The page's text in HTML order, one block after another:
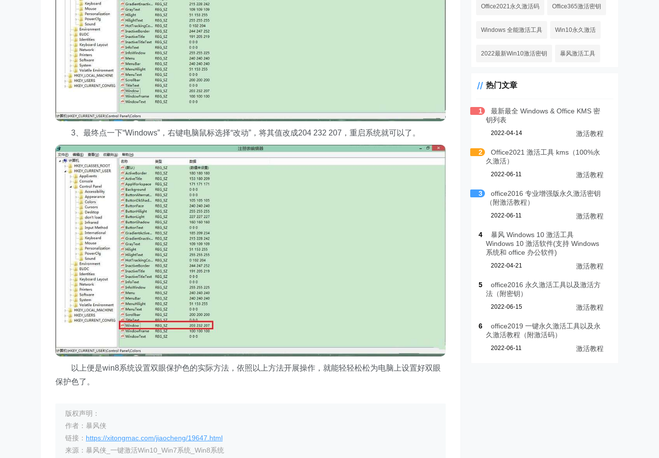
3、最终点一下“Windows”，右键电脑鼠标选择“改动”，将其值改成204 232 207，重启系统就可以了。
以上便是win8系统设置双眼保护色的实际方法，依照以上方法开展操作，就能轻轻松松为电脑上设置好双眼
保护色了。
版权声明：
作者：暴风侠
链接： https://xitongmac.com/jiaocheng/19647.html
来源：暴风侠_一键激活Win10_Win7系统_Win8系统
Office2021永久激活码 Office365激活密钥
Windows 全能激活工具 Win10永久激活
2022最新Win10激活密钥 暴风激活工具
热门文章
1
最新最全 Windows & Office KMS 密
钥列表
2022-04-14 激活教程
2
Office2021 激活工具 kms（100%永
久激活）
2022-06-11 激活教程
3
office2016 专业增强版永久激活密钥
（附激活教程）
2022-06-11 激活教程
4
暴风 Windows 10 激活工具
Windows 10 激活软件(支持 Windows
系统和 office 办公软件)
2022-04-21 激活教程
5
office2016 永久激活工具以及激活方
法（附密钥）
2022-06-15 激活教程
6
office2019 一键永久激活工具以及永
久激活教程（附激活码）
2022-06-11 激活教程